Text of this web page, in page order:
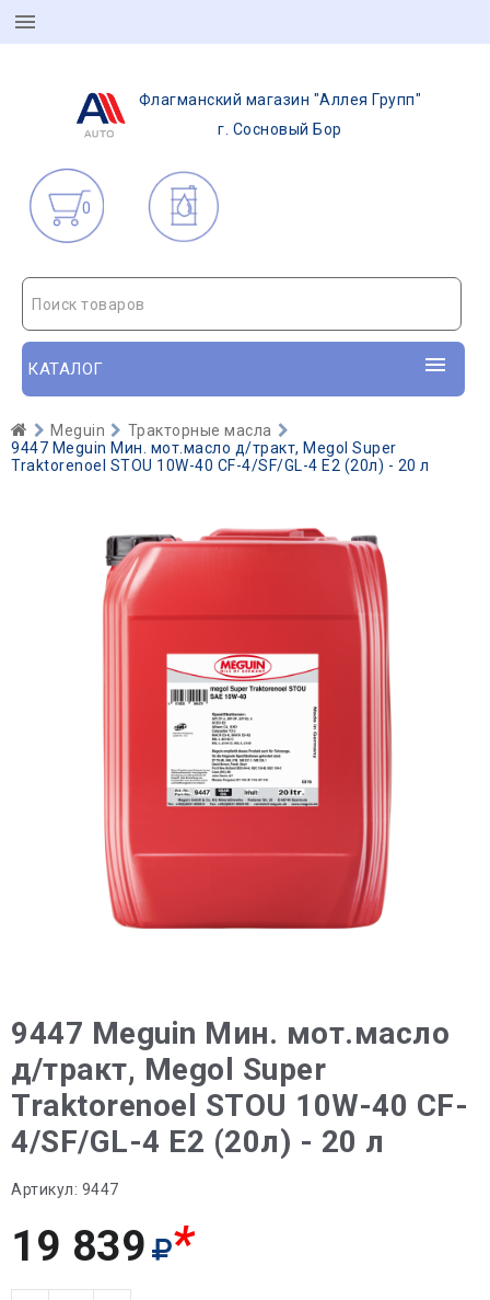
Флагманский магазин "Аллея Групп"
г. Сосновый Бор
0
Поиск товаров
КАТАЛОГ
Meguin
Тракторные масла
9447 Meguin Мин. мот.масло д/тракт, Megol Super
Traktorenoel STOU 10W-40 CF-4/SF/GL-4 E2 (20л) - 20 л
9447 Meguin Мин. мот.масло
д/тракт, Megol Super
Traktorenoel STOU 10W-40 CF-
4/SF/GL-4 E2 (20л) - 20 л
Артикул: 9447
19 839 *